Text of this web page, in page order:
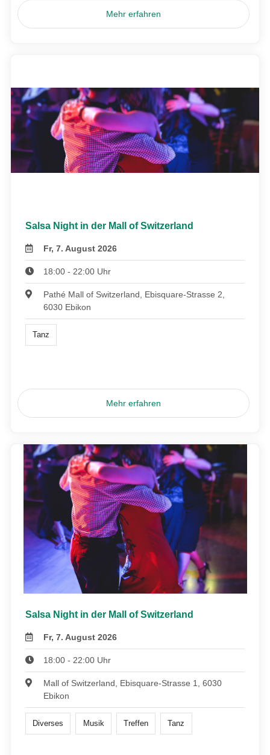
Mehr erfahren
Salsa Night in der Mall of Switzerland
Fr, 7. August 2026
18:00 - 22:00 Uhr
Pathé Mall of Switzerland, Ebisquare-Strasse 2,
6030 Ebikon
Tanz
Mehr erfahren
Salsa Night in der Mall of Switzerland
Fr, 7. August 2026
18:00 - 22:00 Uhr
Mall of Switzerland, Ebisquare-Strasse 1, 6030
Ebikon
Diverses Musik Treffen Tanz